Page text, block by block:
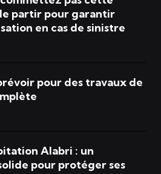
partir pour garantir
en cas de sinistre
pour des travaux de
Alabri : un
pour protéger ses